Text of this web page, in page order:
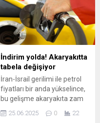
İndirim yolda! Akaryakıtta
tabela değişiyor
İran-İsrail gerilimi ile petrol
fiyatları bir anda yükselince,
bu gelişme akaryakıta zam
olarak yansıdı. Ancak
tarafların ve ABD'nin
25.06.2025 0 22